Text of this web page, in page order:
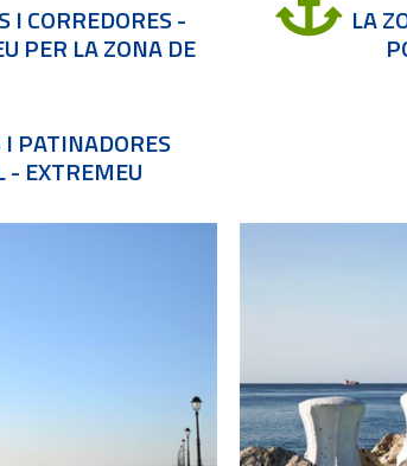
I CORREDORES -
PER LA ZONA DE
I PATINADORES
- EXTREMEU
LA